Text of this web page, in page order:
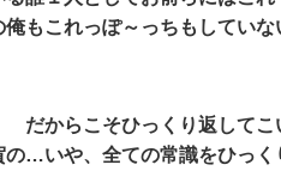
俺もこれっぽ～っちもしていな
だからこそひっくり返してこ
の…いや、全ての常識をひっく